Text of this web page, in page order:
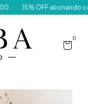
15% OFF abonando
0